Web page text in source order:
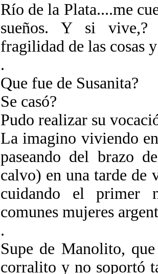
Río de la Plata....me
sueños. Y si vive,?
fragilidad de las cosas
.
Que fue de Susanita?
Se casó?
Pudo realizar su
La imagino viviendo
paseando del brazo
calvo) en una tarde de
cuidando el primer
comunes mujeres
.
Supe de Manolito,
corralito y no soportó